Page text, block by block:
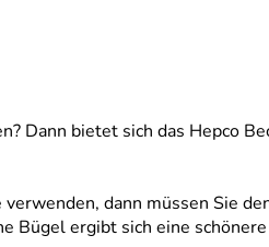
Dann bietet sich das Hepco
dann müssen Sie
Bügel ergibt sich eine